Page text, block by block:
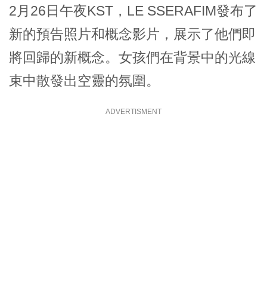
2月26日午夜KST，LE SSERAFIM發布了
新的預告照片和概念影片，展示了他們即
將回歸的新概念。女孩們在背景中的光線
束中散發出空靈的氛圍。
ADVERTISMENT